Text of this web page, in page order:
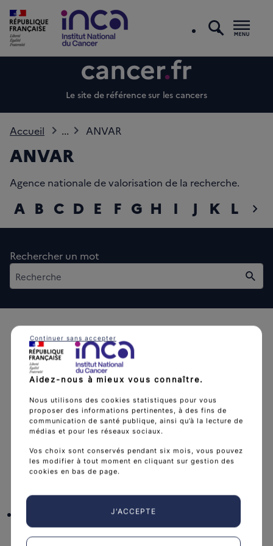
Le site de référence sur les cancers
Accueil ... ANVAR
ANVAR
Agence nationale de valorisation de la recherche.
chevron_right
A B C D E F G H I J K L M
Rechercher un mot
sanitaire et scientifique en cancérologie de l’État.
Découvrir l’Institut arrow_forward
instagram
Aidez-nous à mieux vous connaître.
Nous utilisons des cookies statistiques pour vous
proposer des informations pertinentes, à des fins de
communication de santé publique, ainsi qu’à la lecture de
médias et pour les réseaux sociaux.
Vos choix sont conservés pendant six mois, vous pouvez
les modifier à tout moment en cliquant sur gestion des
cookies en bas de page.
J'ACCEPTE
Continuer sans accepter